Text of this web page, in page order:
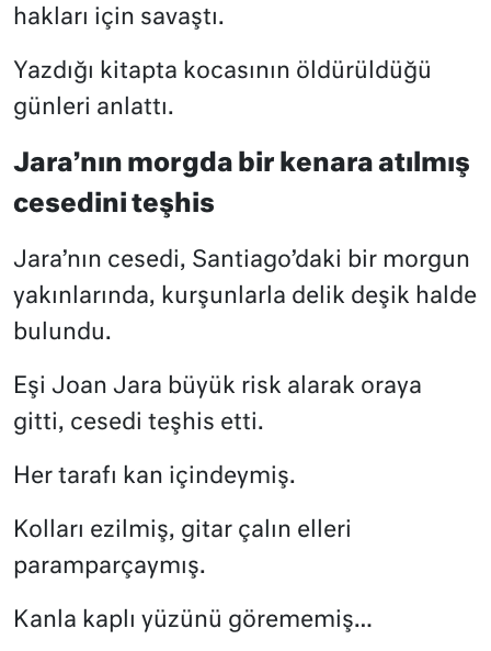
hakları için savaştı.
Yazdığı kitapta kocasının öldürüldüğü
günleri anlattı.
Jara’nın morgda bir kenara atılmış
cesedini teşhis
Jara’nın cesedi, Santiago’daki bir morgun
yakınlarında, kurşunlarla delik deşik halde
bulundu.
Eşi Joan Jara büyük risk alarak oraya
gitti, cesedi teşhis etti.
Her tarafı kan içindeymiş.
Kolları ezilmiş, gitar çalın elleri
paramparçaymış.
Kanla kaplı yüzünü görememiş…